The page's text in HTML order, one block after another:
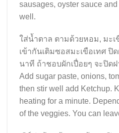
sausages, oyster sauce
well.
ใส่น้ำตาล ตามด้วยหอม, มะเ
เข้ากันเติมซอสมะเขือเทศ ปิ
นาที ถ้าชอบผักเปื่อยๆ จะปิด
Add sugar paste, onions,
then stir well add Ketchup.
heating for a minute.
of the veggies. You can